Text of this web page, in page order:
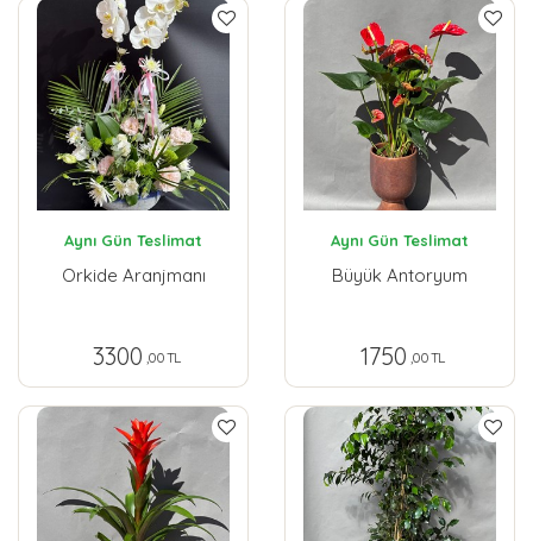
Aynı Gün Teslimat
Orkide Aranjmanı
3300 ,00 TL
Aynı Gün Teslimat
Büyük Antoryum
1750 ,00 TL